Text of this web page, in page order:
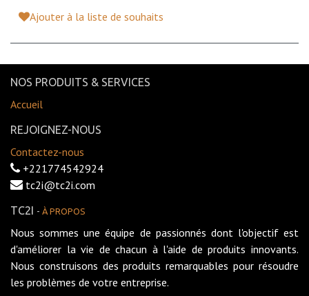
Ajouter à la liste de souhaits
NOS PRODUITS & SERVICES
Accueil
REJOIGNEZ-NOUS
Contactez-nous
+221774542924
tc2i@tc2i.com
TC2I - À PROPOS
Nous sommes une équipe de passionnés dont l'objectif est
d'améliorer la vie de chacun à l'aide de produits innovants.
Nous construisons des produits remarquables pour résoudre
les problèmes de votre entreprise.